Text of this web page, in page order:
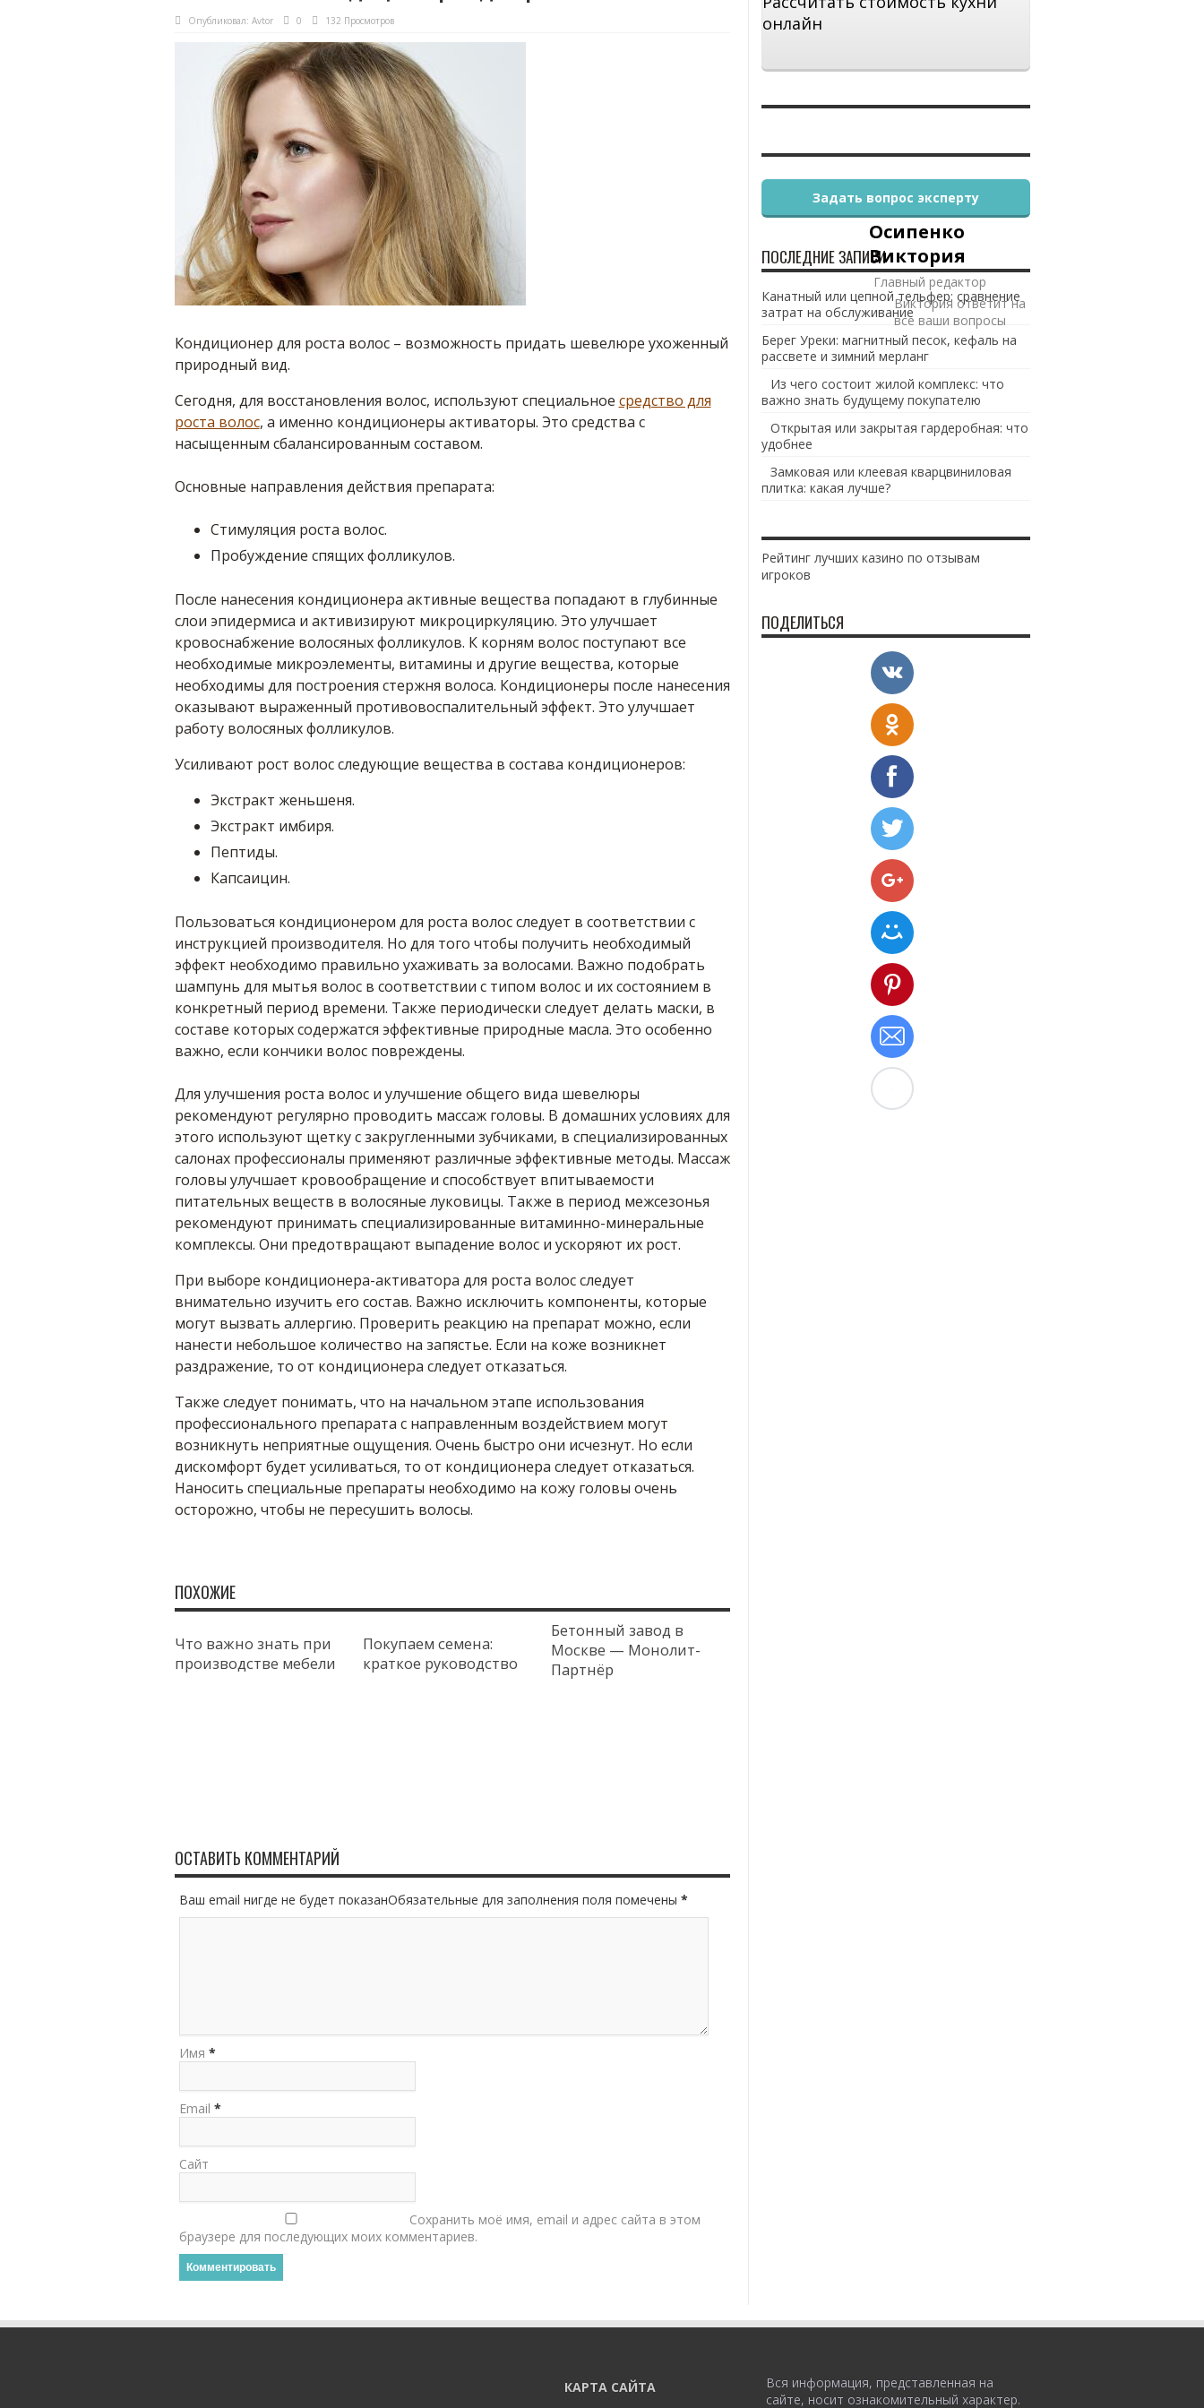
Опубликовал: Avtor 0 132 Просмотров
Кондиционер для роста волос – возможность придать шевелюре ухоженный
природный вид.
Сегодня, для восстановления волос, используют специальное средство для
роста волос, а именно кондиционеры активаторы. Это средства с
насыщенным сбалансированным составом.
Основные направления действия препарата:
Стимуляция роста волос.
Пробуждение спящих фолликулов.
После нанесения кондиционера активные вещества попадают в глубинные
слои эпидермиса и активизируют микроциркуляцию. Это улучшает
кровоснабжение волосяных фолликулов. К корням волос поступают все
необходимые микроэлементы, витамины и другие вещества, которые
необходимы для построения стержня волоса. Кондиционеры после нанесения
оказывают выраженный противовоспалительный эффект. Это улучшает
работу волосяных фолликулов.
Усиливают рост волос следующие вещества в состава кондиционеров:
Экстракт женьшеня.
Экстракт имбиря.
Пептиды.
Капсаицин.
Пользоваться кондиционером для роста волос следует в соответствии с
инструкцией производителя. Но для того чтобы получить необходимый
эффект необходимо правильно ухаживать за волосами. Важно подобрать
шампунь для мытья волос в соответствии с типом волос и их состоянием в
конкретный период времени. Также периодически следует делать маски, в
составе которых содержатся эффективные природные масла. Это особенно
важно, если кончики волос повреждены.
Для улучшения роста волос и улучшение общего вида шевелюры
рекомендуют регулярно проводить массаж головы. В домашних условиях для
этого используют щетку с закругленными зубчиками, в специализированных
салонах профессионалы применяют различные эффективные методы. Массаж
головы улучшает кровообращение и способствует впитываемости
питательных веществ в волосяные луковицы. Также в период межсезонья
рекомендуют принимать специализированные витаминно-минеральные
комплексы. Они предотвращают выпадение волос и ускоряют их рост.
При выборе кондиционера-активатора для роста волос следует
внимательно изучить его состав. Важно исключить компоненты, которые
могут вызвать аллергию. Проверить реакцию на препарат можно, если
нанести небольшое количество на запястье. Если на коже возникнет
раздражение, то от кондиционера следует отказаться.
Также следует понимать, что на начальном этапе использования
профессионального препарата с направленным воздействием могут
возникнуть неприятные ощущения. Очень быстро они исчезнут. Но если
дискомфорт будет усиливаться, то от кондиционера следует отказаться.
Наносить специальные препараты необходимо на кожу головы очень
осторожно, чтобы не пересушить волосы.
ПОХОЖИЕ
Что важно знать при
производстве мебели
Покупаем семена:
краткое руководство
Бетонный завод в
Москве — Монолит-
Партнёр
ОСТАВИТЬ КОММЕНТАРИЙ
Ваш email нигде не будет показанОбязательные для заполнения поля помечены *
Имя *
Email *
Сайт
Сохранить моё имя, email и адрес сайта в этом
браузере для последующих моих комментариев.
онлайн
Осипенко
Виктория
Главный редактор
Виктория ответит на
все ваши вопросы
Задать вопрос эксперту
ПОСЛЕДНИЕ ЗАПИСИ
Канатный или цепной тельфер: сравнение
затрат на обслуживание
Берег Уреки: магнитный песок, кефаль на
рассвете и зимний мерланг
Из чего состоит жилой комплекс: что
важно знать будущему покупателю
Открытая или закрытая гардеробная: что
удобнее
Замковая или клеевая кварцвиниловая
плитка: какая лучше?
Рейтинг лучших казино по отзывам
игроков
ПОДЕЛИТЬСЯ
КАРТА САЙТА
Вся информация, представленная на
сайте, носит ознакомительный характер.